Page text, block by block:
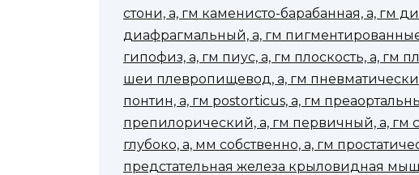
стони, а, гм каменисто-барабанная, а, гм
диафрагмальный, а, гм
гипофиз, а, гм пиус, а, гм плоскость, а, гм
шеи плевропищевод, а, гм
понтин, а, гм postorticus, а, гм
препилорический, а, гм первичный, а, гм
глубоко, а, мм собственно, а, гм
предстательная железа крыловидная